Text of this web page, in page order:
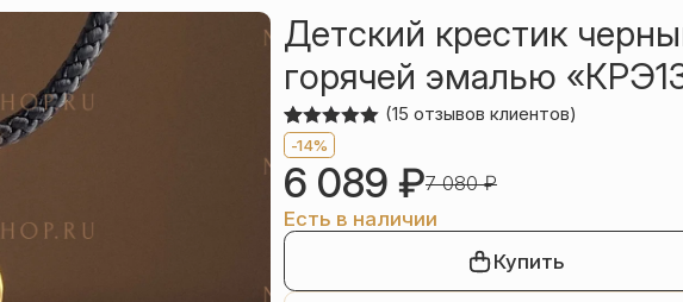
Статьи
Детский крестик
горячей эмалью
Рейтинг
5.00из 5
на основе
опроса
15
(15 отзывов клиентов)
-14%
6 089 ₽7 080₽
Есть в наличии
Купить